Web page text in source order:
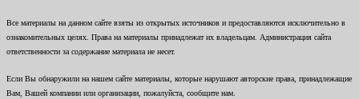
Все материалы на данном сайте взяты из открытых источников и предоставляются исключительно в
ознакомительных целях. Права на материалы принадлежат их владельцам. Администрация сайта
ответственности за содержание материала не несет.
Если Вы обнаружили на нашем сайте материалы, которые нарушают авторские права, принадлежащие
Вам, Вашей компании или организации, пожалуйста, сообщите нам.